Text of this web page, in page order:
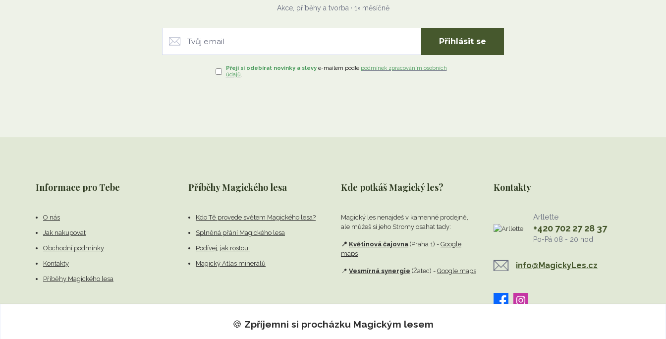
Akce, příběhy a tvorba · 1× měsíčně
Přihlásit se
Přeji si odebírat novinky a slevy e-mailem podle podmínek zpracováním osobních
údajů.
Informace pro Tebe
O nás
Jak nakupovat
Obchodní podmínky
Kontakty
Příběhy Magického lesa
Příběhy Magického lesa
Kdo Tě provede světem Magického lesa?
Splněná přání Magického lesa
Podívej, jak rostou!
Magický Atlas minerálů
Kde potkáš Magický les?
Magický les nenajdeš v kamenné prodejně,
ale můžeš si jeho Stromy osahat tady:
📍 Květinová čajovna (Praha 1) - Google
maps
📍 Vesmírná synergie (Žatec) - Google maps
Kontakty
Arllette
+420 702 27 28 37
Po-Pá 08 - 20 hod
info@MagickyLes.cz
🍪 Zpříjemni si procházku Magickým lesem